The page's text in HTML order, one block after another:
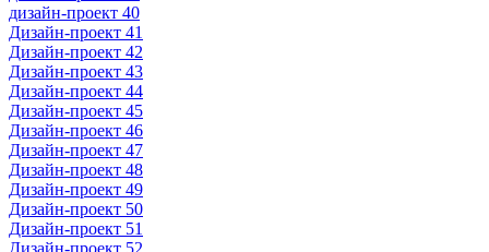
дизайн-проект 40
Дизайн-проект 41
Дизайн-проект 42
Дизайн-проект 43
Дизайн-проект 44
Дизайн-проект 45
Дизайн-проект 46
Дизайн-проект 47
Дизайн-проект 48
Дизайн-проект 49
Дизайн-проект 50
Дизайн-проект 51
Дизайн-проект 52